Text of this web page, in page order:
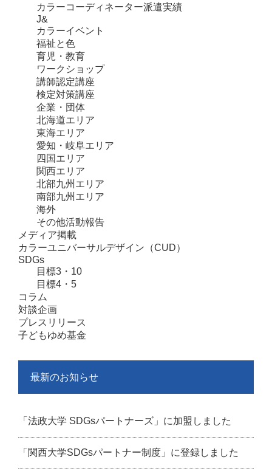
カラーコーディネーター派遣実績
J&
カラーイベント
福祉と色
育児・教育
ワークショップ
講師認定講座
検定対策講座
企業・団体
北海道エリア
東海エリア
愛知・岐阜エリア
四国エリア
関西エリア
北部九州エリア
南部九州エリア
海外
その他活動報告
メディア掲載
カラーユニバーサルデザイン（CUD）
SDGs
目標3・10
目標4・5
コラム
対談企画
プレスリリース
子どもゆめ基金
最新のお知らせ
「法政大学 SDGsパートナーズ」に加盟しました
「関西大学SDGsパートナー制度」に登録しました